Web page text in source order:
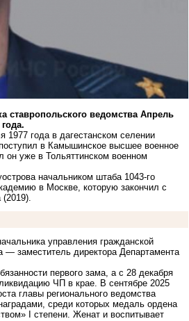
ведомства Апрель
1977 года в дагестанском селении
в Камышинское высшее военное
уже в Тольяттинском военном
начальником штаба 1043-го
в Москве, которую закончил с
управления гражданской
заместитель директора Департамента
первого зама, а с 28 декабря
ЧП в крае. В сентябре 2025
главы регионального ведомства
среди которых медаль ордена
I степени. Женат и воспитывает